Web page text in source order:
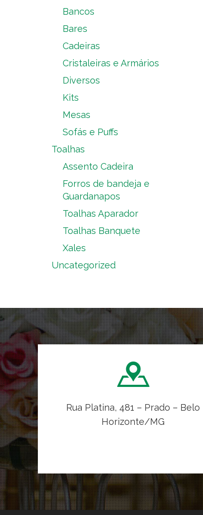
Bancos
Bares
Cadeiras
Cristaleiras e Armários
Diversos
Kits
Mesas
Sofás e Puffs
Toalhas
Assento Cadeira
Forros de bandeja e
Guardanapos
Toalhas Aparador
Toalhas Banquete
Xales
Uncategorized
Rua Platina, 481 – Prado – Belo
Horizonte/MG